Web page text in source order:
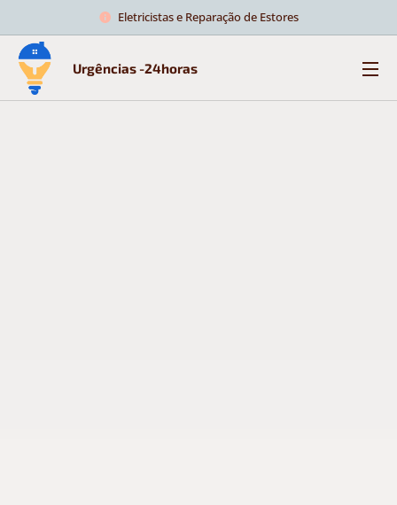
Eletricistas e Reparação de Estores
Urgências -24horas